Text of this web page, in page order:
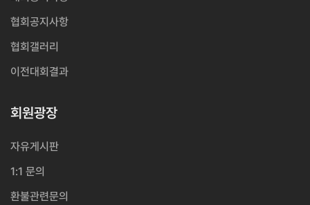
협회공지사항
협회갤러리
이전대회결과
회원광장
자유게시판
1:1 문의
환불관련문의